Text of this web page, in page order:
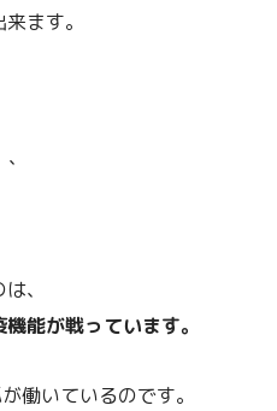
ます。
、
、
能が戦っています。
が働いているのです。